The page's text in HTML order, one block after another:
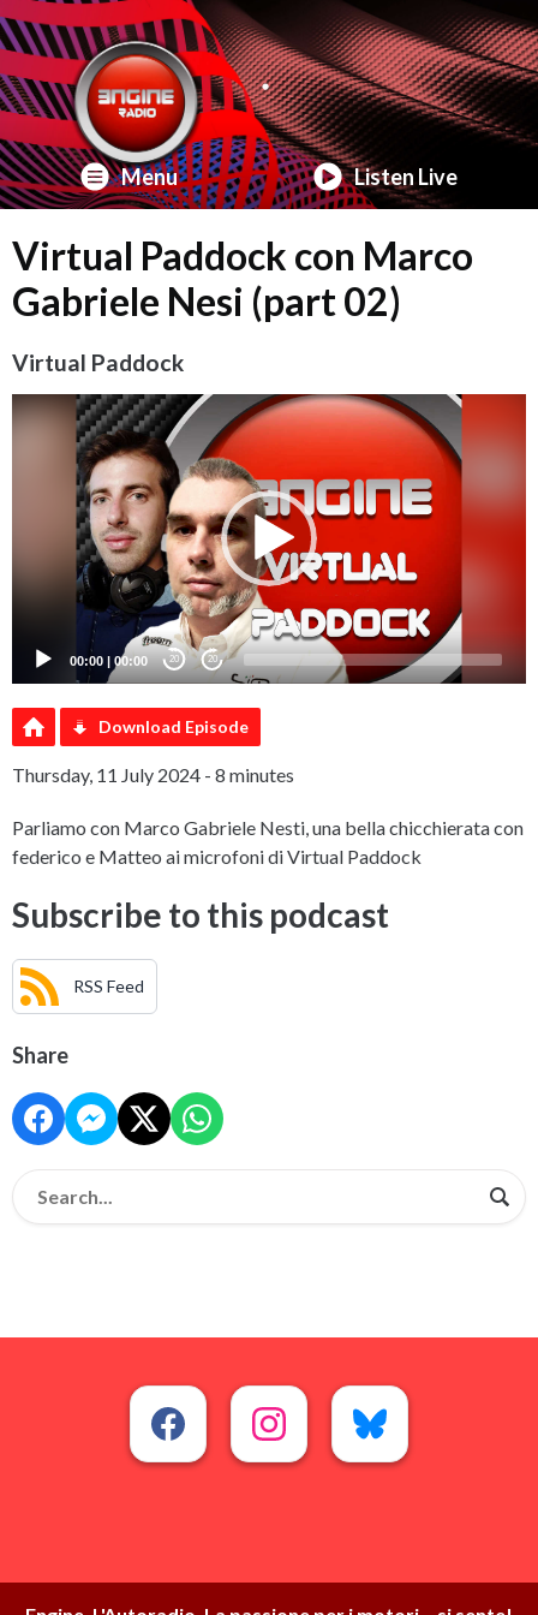
Menu Listen Live
Virtual Paddock con Marco
Gabriele Nesi (part 02)
Virtual Paddock
Video
00:00 | 00:00 20 20
Download Episode
Thursday, 11 July 2024 - 8 minutes
Parliamo con Marco Gabriele Nesti, una bella chicchierata con
federico e Matteo ai microfoni di Virtual Paddock
Subscribe to this podcast
RSS Feed
Share